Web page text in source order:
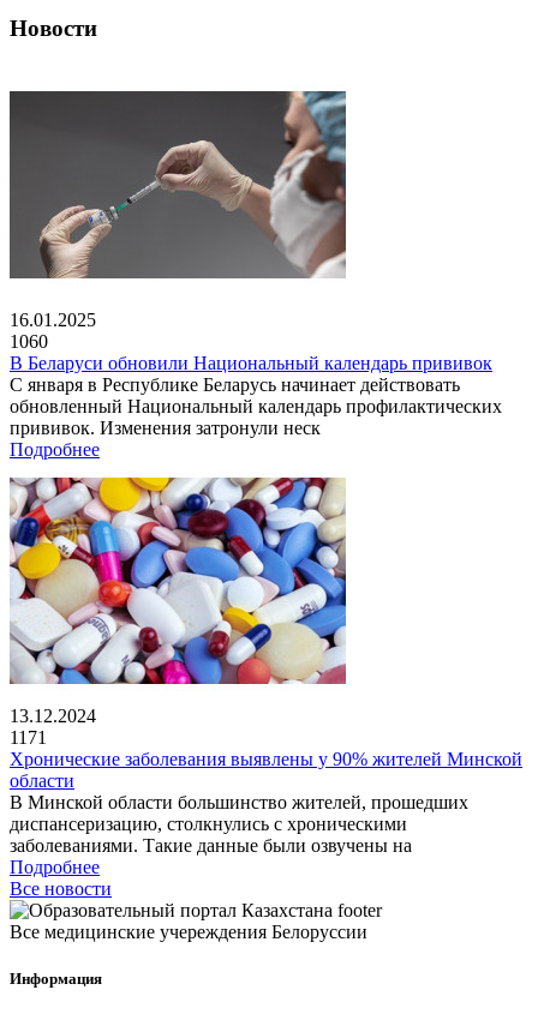
Новости
16.01.2025
1060
В Беларуси обновили Национальный календарь прививок
С января в Республике Беларусь начинает действовать
обновленный Национальный календарь профилактических
прививок. Изменения затронули неск
Подробнее
13.12.2024
1171
Хронические заболевания выявлены у 90% жителей Минской
области
В Минской области большинство жителей, прошедших
диспансеризацию, столкнулись с хроническими
заболеваниями. Такие данные были озвучены на
Подробнее
Все новости
Все медицинские учереждения Белоруссии
Информация